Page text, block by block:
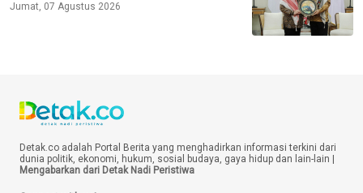
Jumat, 07 Agustus 2026
Detak.co adalah Portal Berita yang menghadirkan informasi terkini dari
dunia politik, ekonomi, hukum, sosial budaya, gaya hidup dan lain-lain |
Mengabarkan dari Detak Nadi Peristiwa